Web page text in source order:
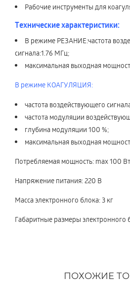
Рабочие инструменты для
Технические характеристики:
В режиме РЕЗАНИЕ:частота
сигнала:1.76 МГц;
максимальная выходная
В режиме КОАГУЛЯЦИЯ:
частота воздействующего
частота модуляции
глубина модуляции 100 %;
максимальная выходная
Потребляемая мощность: max 100 Вт
Напряжение питания: 220 В
Масса электронного блока: 3 кг
Габаритные размеры
ПОХОЖИЕ